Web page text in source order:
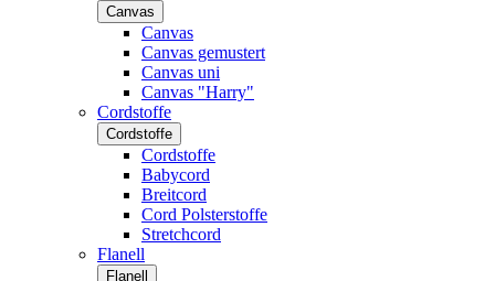
Canvas
Canvas
Canvas gemustert
Canvas uni
Canvas "Harry"
Cordstoffe
Cordstoffe
Cordstoffe
Babycord
Breitcord
Cord Polsterstoffe
Stretchcord
Flanell
Flanell